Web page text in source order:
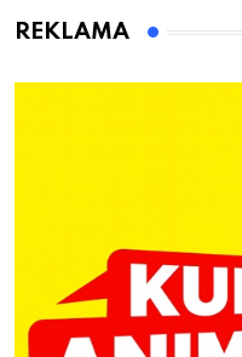
dzieci
REKLAMA